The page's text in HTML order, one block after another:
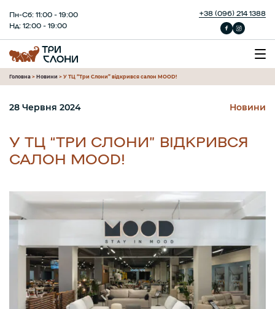
Пн-Сб: 11:00 - 19:00
Нд: 12:00 - 19:00
+38 (096) 214 1388
Головна > Новини > У ТЦ “Три Слони” відкрився салон MOOD!
У ТЦ “ТРИ СЛОНИ” ВІДКРИВСЯ
САЛОН MOOD!
28 Червня 2024 Новини